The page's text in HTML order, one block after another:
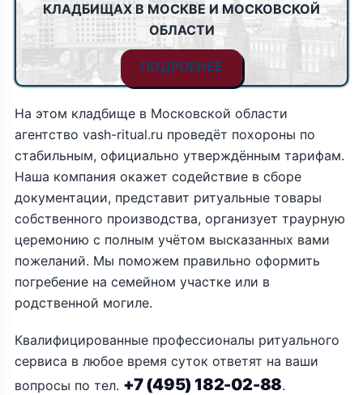
КЛАДБИЩАХ В МОСКВЕ И МОСКОВСКОЙ
ОБЛАСТИ
ПОДРОБНЕЕ
На этом кладбище в Московской области
агентство vash-ritual.ru проведёт похороны по
стабильным, официально утверждённым тарифам.
Наша компания окажет содействие в сборе
документации, представит ритуальные товары
собственного производства, организует траурную
церемонию с полным учётом высказанных вами
пожеланий. Мы поможем правильно оформить
погребение на семейном участке или в
родственной могиле.
Квалифицированные профессионалы ритуального
сервиса в любое время суток ответят на ваши
вопросы по тел. +7 (495) 182-02-88.